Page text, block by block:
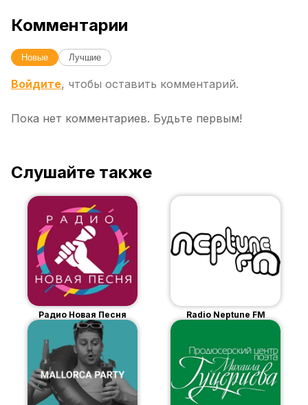
Комментарии
Новые Лучшие
Войдите, чтобы оставить комментарий.
Пока нет комментариев. Будьте первым!
Слушайте также
Радио Новая Песня Radio Neptune FM